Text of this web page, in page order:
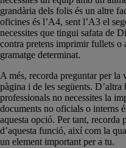
grandària dels folis és un altre
oficines és l’A4, sent l’A3 el
necessites que tingui safata de
contra pretens imprimir fullets o
gramatge determinat.
A més, recorda preguntar per la
pàgina i de les següents.
professionals no necessites la
documents no oficials o interns
aquesta opció. Per tant, recorda
d’aquesta funció, així com la
un element important per a tu.